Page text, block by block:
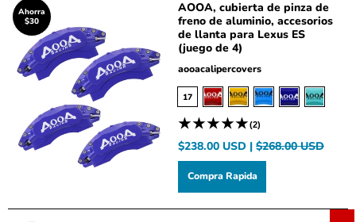
Ahorra
$30
AOOA, cubierta de pinza de
freno de aluminio, accesorios
de llanta para Lexus ES
(juego de 4)
aooacalipercovers
17
(2)
$238.00 USD | $268.00 USD
Compra Rapida